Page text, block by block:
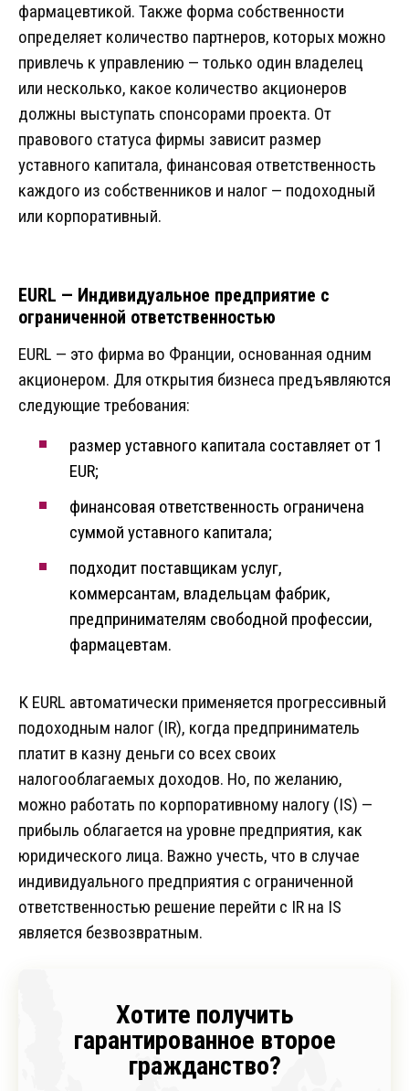
фармацевтикой. Также форма собственности
определяет количество партнеров, которых можно
привлечь к управлению — только один владелец
или несколько, какое количество акционеров
должны выступать спонсорами проекта. От
правового статуса фирмы зависит размер
уставного капитала, финансовая ответственность
каждого из собственников и налог — подоходный
или корпоративный.
EURL — Индивидуальное предприятие с
ограниченной ответственностью
EURL — это фирма во Франции, основанная одним
акционером. Для открытия бизнеса предъявляются
следующие требования:
размер уставного капитала составляет от 1
EUR;
финансовая ответственность ограничена
суммой уставного капитала;
подходит поставщикам услуг,
коммерсантам, владельцам фабрик,
предпринимателям свободной профессии,
фармацевтам.
К EURL автоматически применяется прогрессивный
подоходным налог (IR), когда предприниматель
платит в казну деньги со всех своих
налогооблагаемых доходов. Но, по желанию,
можно работать по корпоративному налогу (IS) —
прибыль облагается на уровне предприятия, как
юридического лица. Важно учесть, что в случае
индивидуального предприятия с ограниченной
ответственностью решение перейти с IR на IS
является безвозвратным.
Хотите получить
гарантированное второе
гражданство?